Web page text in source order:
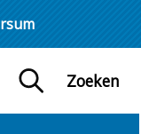
Zoeken